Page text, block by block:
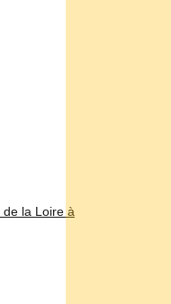
de la Loire à